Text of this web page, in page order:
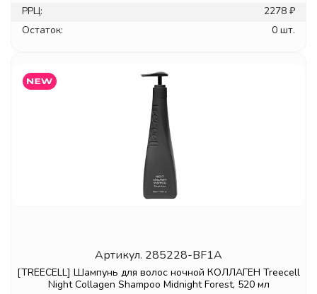
РРЦ:
2278 ₽
Остаток:
0 шт.
Артикул. 285228-BF1A
[TREECELL] Шампунь для волос ночной КОЛЛАГЕН Treecell
Night Collagen Shampoo Midnight Forest, 520 мл